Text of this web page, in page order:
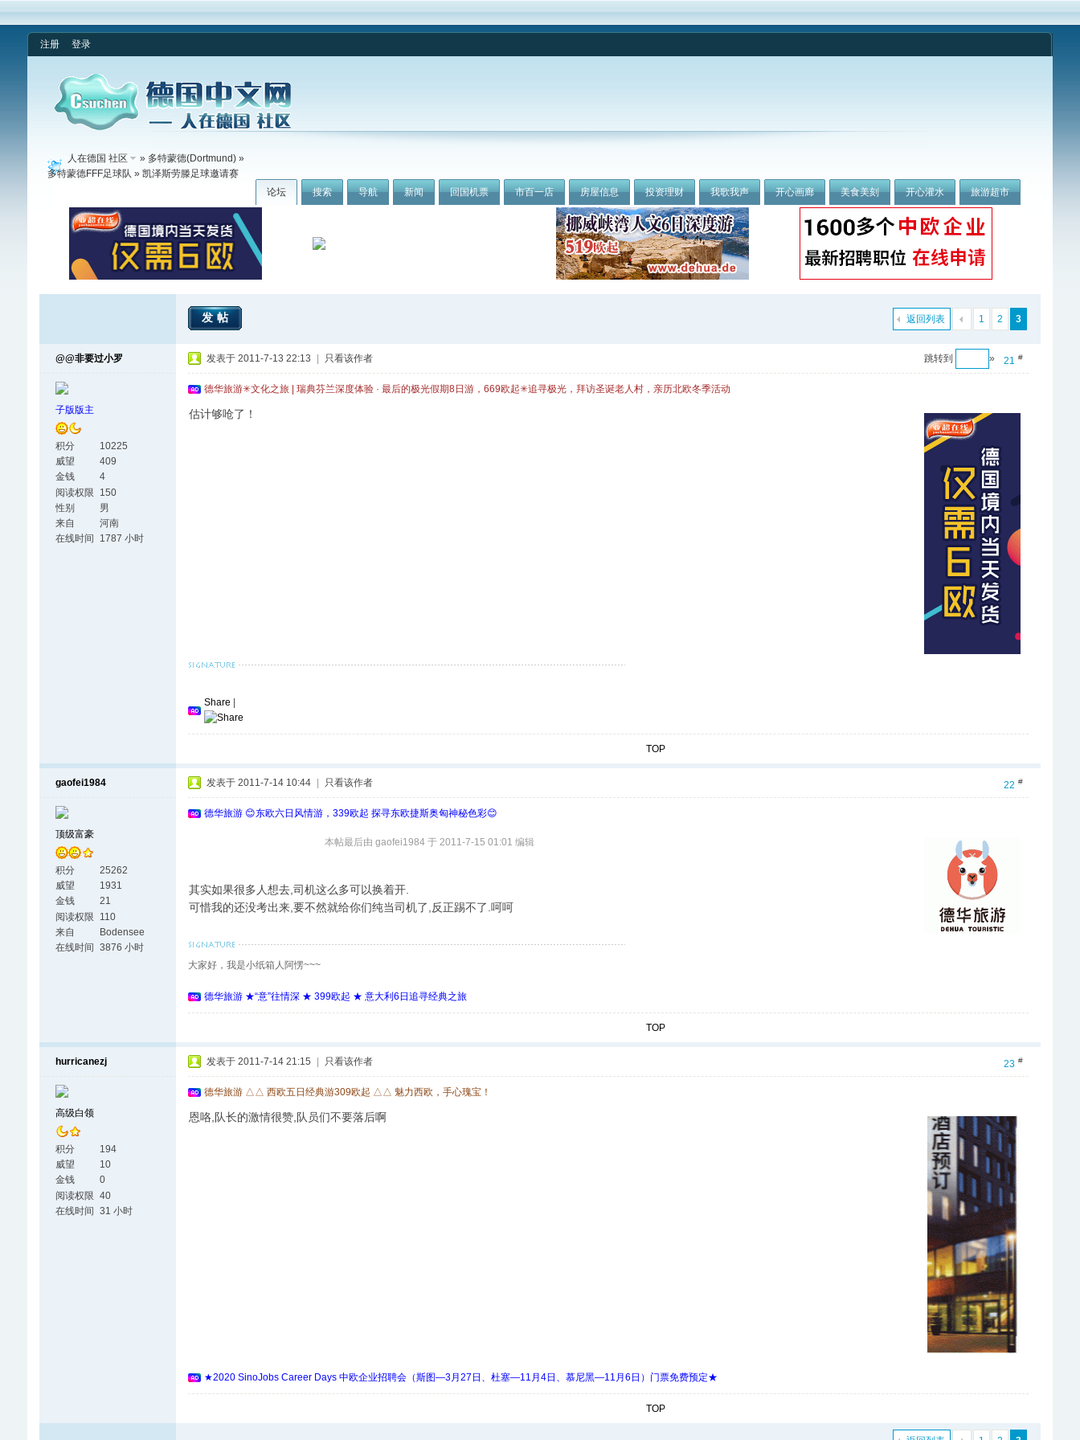
注册 登录
论坛 搜索 导航 新闻 回国机票 市百一店 房屋信息 投资理财 我歌我声 开心画廊 美食美刻 开心灌水 旅游超市
人在德国 社区 » 多特蒙德(Dortmund)»
多特蒙德FFF足球队 » 凯泽斯劳滕足球邀请赛
1 2 3
返回列表
发帖
@@非要过小罗
子版版主
积分
10225
威望
409
金钱
4
阅读权限
150
性别
男
来自
河南
在线时间
1787 小时
21 #
跳转到 »
发表于 2011-7-13 22:13 只看该作者
德华旅游✳文化之旅 | 瑞典芬兰深度体验 · 最后的极光假期8日游，669欧起✳追寻极光，拜访圣诞老人村，亲历北欧冬季活动
估计够呛了！
Share
TOP
gaofei1984
顶级富豪
积分
25262
威望
1931
金钱
21
阅读权限
110
来自
Bodensee
在线时间
3876 小时
22 #
发表于 2011-7-14 10:44 只看该作者
德华旅游 😊东欧六日风情游，339欧起 探寻东欧捷斯奥匈神秘色彩😊
本帖最后由 gaofei1984 于 2011-7-15 01:01 编辑
其实如果很多人想去,司机这么多可以换着开.
可惜我的还没考出来,要不然就给你们纯当司机了,反正踢不了.呵呵
大家好，我是小纸箱人阿愣~~~
德华旅游 ★“意”往情深 ★ 399欧起 ★ 意大利6日追寻经典之旅
TOP
hurricanezj
高级白领
积分
194
威望
10
金钱
0
阅读权限 40
在线时间 31 小时
23 #
发表于 2011-7-14 21:15 只看该作者
德华旅游 △△ 西欧五日经典游309欧起 △△ 魅力西欧，手心瑰宝！
恩咯,队长的激情很赞,队员们不要落后啊
★2020 SinoJobs Career Days 中欧企业招聘会（斯图—3月27日、杜塞—11月4日、慕尼黑—11月6日）门票免费预定★
TOP